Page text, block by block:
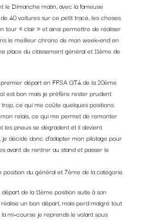
Dimanche matin, avec la fameuse
40 voitures sur ce petit tracé, les choses
tour « clair » et ainsi permettre de réaliser
le meilleur chrono de mon week-end en
place du classement général et 11ème de
départ en FFSA GT4 de la 20ème
est bon mais je préfère rester prudent
ce qui me coûte quelques positions.
relais, ce qui me permet de remonter
les pneus se dégradent et il devient
décide donc d’adapter mon pilotage pour
avant de rentrer au stand et passer le
position du général et 7ème de la catégorie.
de la 11ème position suite à son
un bon départ, mais perd malgré tout
mi-course je reprends le volant sous